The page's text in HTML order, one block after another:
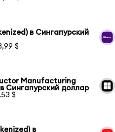
в Сингапурский
$
Manufacturing
Сингапурский доллар
$
в